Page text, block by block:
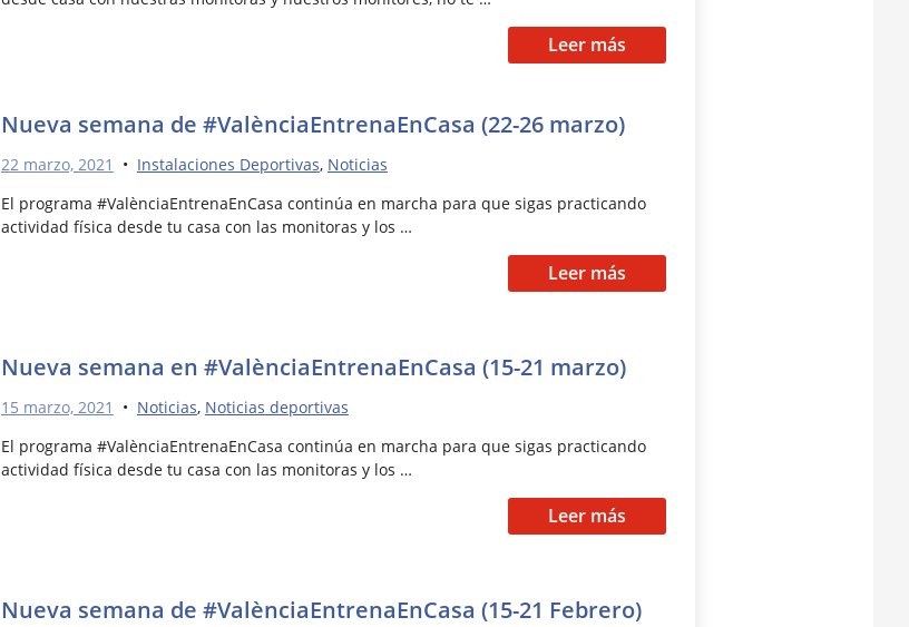
Leer más
Nueva semana de #ValènciaEntrenaEnCasa (22-26 marzo)
22 marzo, 2021 • Instalaciones Deportivas, Noticias
El programa #ValènciaEntrenaEnCasa continúa en marcha para que sigas practicando
actividad física desde tu casa con las monitoras y los …
Leer más
Nueva semana en #ValènciaEntrenaEnCasa (15-21 marzo)
15 marzo, 2021 • Noticias, Noticias deportivas
El programa #ValènciaEntrenaEnCasa continúa en marcha para que sigas practicando
actividad física desde tu casa con las monitoras y los …
Leer más
Nueva semana de #ValènciaEntrenaEnCasa (15-21 Febrero)